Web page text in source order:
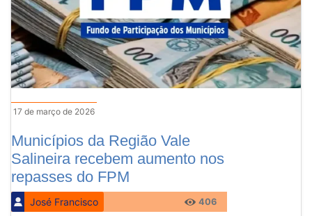
17 de março de 2026
Municípios da Região Vale
Salineira recebem aumento nos
repasses do FPM
José Francisco 406